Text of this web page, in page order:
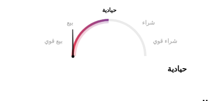
حيادية
بيع
شراء
بيع قوي شراء قوي
حيادية